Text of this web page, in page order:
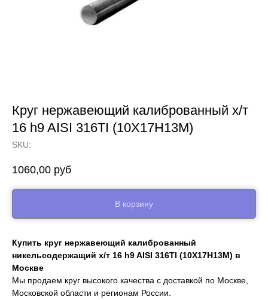
Круг нержавеющий калиброванный х/т
16 h9 AISI 316TI (10Х17Н13М)
SKU:
1060,00 руб
В корзину
Купить круг нержавеющий калиброванный
никельсодержащий х/т 16 h9 AISI 316TI (10Х17Н13М) в
Москве
Мы продаем круг высокого качества с доставкой по Москве,
Московской области и регионам России.